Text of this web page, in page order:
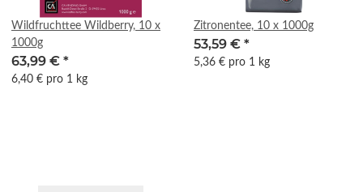
Wildfruchttee Wildberry, 10 x
1000g
63,99 € *
6,40 € pro 1 kg
Zitronentee, 10 x 1000g
53,59 € *
5,36 € pro 1 kg